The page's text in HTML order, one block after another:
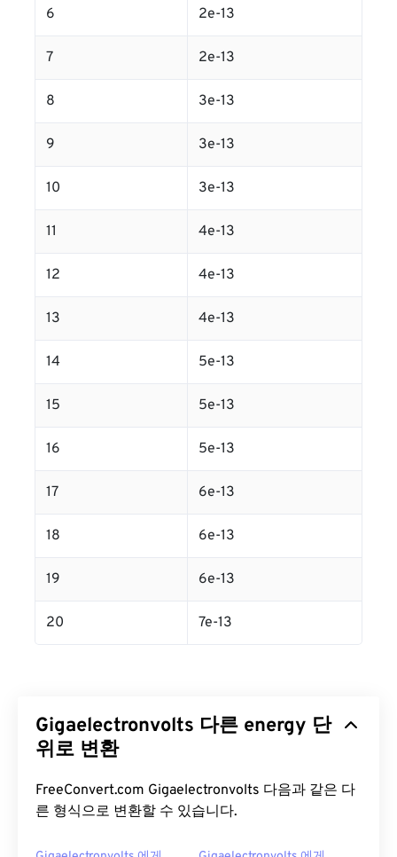
6 2e-13
7 2e-13
8 3e-13
9 3e-13
10 3e-13
11 4e-13
12 4e-13
13 4e-13
14 5e-13
15 5e-13
16 5e-13
17 6e-13
18 6e-13
19 6e-13
20 7e-13
Gigaelectronvolts 다른 energy 단
위로 변환
FreeConvert.com Gigaelectronvolts 다음과 같은 다
른 형식으로 변환할 수 있습니다.